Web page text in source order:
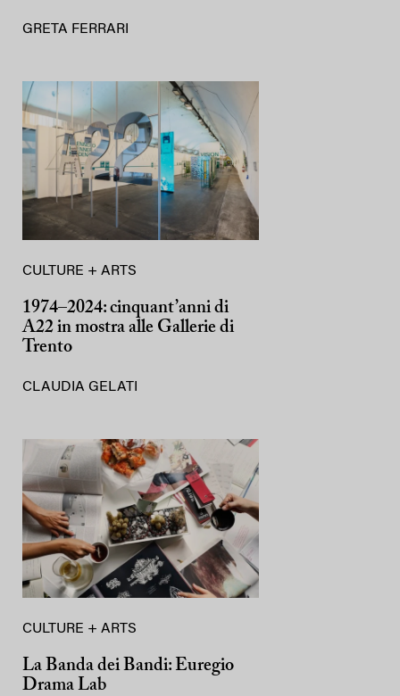
GRETA FERRARI
CULTURE + ARTS
1974–2024: cinquant’anni di
A22 in mostra alle Gallerie di
Trento
CLAUDIA GELATI
CULTURE + ARTS
La Banda dei Bandi: Euregio
Drama Lab